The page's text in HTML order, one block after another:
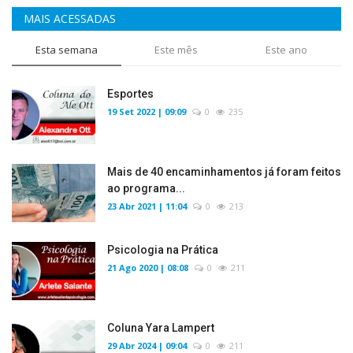
MAIS ACESSADAS
Esta semana Este mês Este ano
Esportes
19 Set 2022 | 09:09 0 235
Mais de 40 encaminhamentos já foram feitos
ao programa...
23 Abr 2021 | 11:04 0 213
Psicologia na Prática
21 Ago 2020 | 08:08 0 211
Coluna Yara Lampert
29 Abr 2024 | 09:04 0 211